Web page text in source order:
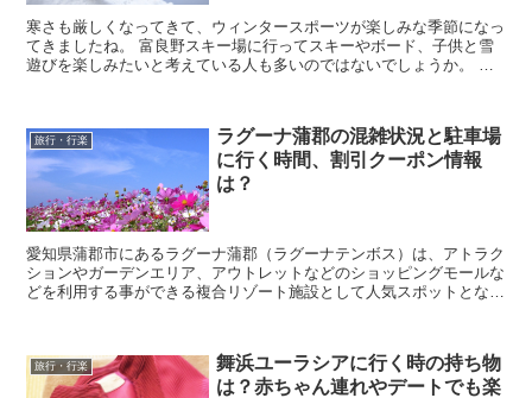
寒さも厳しくなってきて、ウィンタースポーツが楽しみな季節になっ
てきましたね。 富良野スキー場に行ってスキーやボード、子供と雪
遊びを楽しみたいと考えている人も多いのではないでしょうか。 し
旅行・行楽
ラグーナ蒲郡の混雑状況と駐車場
に行く時間、割引クーポン情報
は？
愛知県蒲郡市にあるラグーナ蒲郡（ラグーナテンボス）は、アトラク
ションやガーデンエリア、アウトレットなどのショッピングモールな
どを利用する事ができる複合リゾート施設として人気スポットとなっ
旅行・行楽
舞浜ユーラシアに行く時の持ち物
は？赤ちゃん連れやデートでも楽